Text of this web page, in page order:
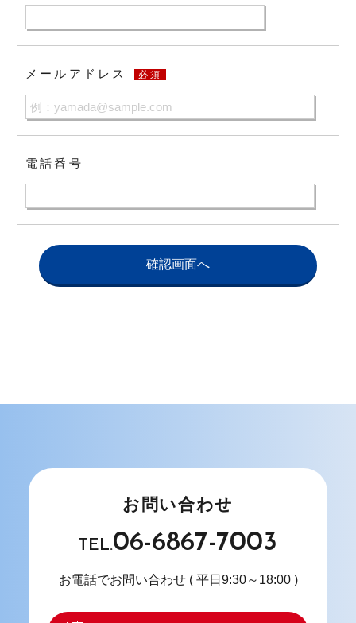
メールアドレス 必須
電話番号
お問い合わせ
TEL.06-6867-7003
お電話でお問い合わせ ( 平日9:30～18:00 )